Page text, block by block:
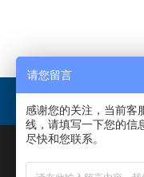
友情
请您留言
感谢您的关注，当前客
线，请填写一下您的信
尽快和您联系。